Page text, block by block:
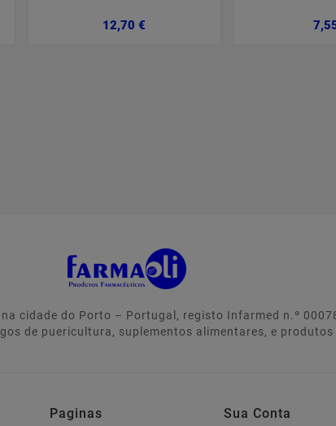
12,70 €
cidade do Porto – Portugal, registo Infarmed n.º
de puericultura, suplementos alimentares, e produtos
Paginas Sua Conta